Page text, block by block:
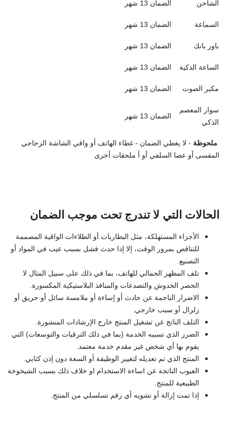
الشاحن الضمان 13 شهر
السماعة الضمان 13 شهر
باور بانك الضمان 13 شهر
الساعة الذكية الضمان 13 شهر
مكبر الصوت الضمان 13 شهر
سوار المعصم
الذكي
الضمان 13 شهر
ملحوظة - لا يغطي الضمان - غطاء الهاتف أو واقي الشاشة الزجاجي
المقسى أو عصا السلفي أو أ ملحقات أخرى
الحالات التي لا تندرج تحت موجب الضمان
الأجزاء المستهلكة، مثل البطاريات أو الطلاءات الواقية المصممة
للتناقص بمرور الوقت، إلا إذا حدث فشل بسبب عيب في المواد أو
التصنيع.
تلف المظهر الجمالي للهاتف، بما في ذلك على سبيل المثال لا
الحصر الخدوش والتصدعات والمنافذ البلاستيكية المكسورة.
الاضرار الناجمة عن حادث أو إساءة أو ملامسة سائل أو حريق أو
زلزال أو سبب خارجي.
التلف الناتج عن تشغيل المنتج خارج الإرشادات المنشورة.
الضرر الذي تسببه الخدمة (بما في ذلك الترقيات والتوسعات) التي
يقوم بها أي شخص غير مقدم خدمة معتمد.
المنتج الذي تم تعديله لتغيير الوظيفة أو السعة دون إذن كتابي.
العيوب الناتجة عن اساءة الاستخدام او خلاف ذلك بسبب الشيخوخة
الطبيعية للمنتج.
إذا تمت إزالة أو تشويه أي رقم تسلسلي من المنتج.